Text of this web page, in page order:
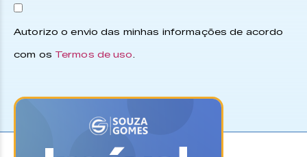
Autorizo o envio das minhas informações de acordo
com os Termos de uso.